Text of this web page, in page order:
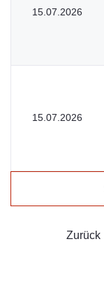
15.07.2026
15.07.2026
Zurück